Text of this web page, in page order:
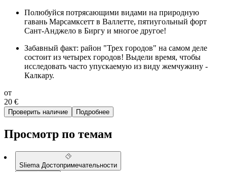
Полюбуйся потрясающими видами на природную
гавань Марсамксетт в Валлетте, пятиугольный форт
Сант-Анджело в Биргу и многое другое!
Забавный факт: район "Трех городов" на самом деле
состоит из четырех городов! Выдели время, чтобы
исследовать часто упускаемую из виду жемчужину -
Калкару.
от
20 €
Проверить наличие Подробнее
Просмотр по темам
Sliema Достопримечательности